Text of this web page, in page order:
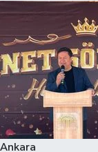
Ankara